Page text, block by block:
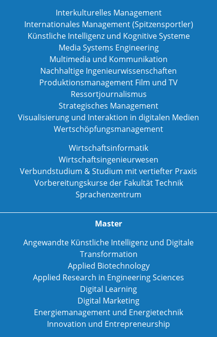
Interkulturelles Management
Internationales Management (Spitzensportler)
Künstliche Intelligenz und Kognitive Systeme
Media Systems Engineering
Multimedia und Kommunikation
Nachhaltige Ingenieurwissenschaften
Produktionsmanagement Film und TV
Ressortjournalismus
Strategisches Management
Visualisierung und Interaktion in digitalen Medien
Wertschöpfungsmanagement
Wirtschaftsinformatik
Wirtschaftsingenieurwesen
Verbundstudium & Studium mit vertiefter Praxis
Vorbereitungskurse der Fakultät Technik
Sprachenzentrum
Master
Angewandte Künstliche Intelligenz und Digitale
Transformation
Applied Biotechnology
Applied Research in Engineering Sciences
Digital Learning
Digital Marketing
Energiemanagement und Energietechnik
Innovation und Entrepreneurship